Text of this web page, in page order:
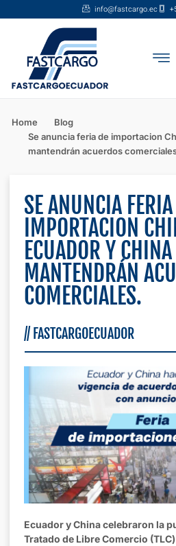
info@fastcargo.ec
Home
Blog
Se anuncia feria de importacion
mantendrán acuerdos
SE ANUNCIA
IMPORTACION
ECUADOR Y CHINA
MANTENDRÁN
COMERCIALES.
// FASTCARGOECUADOR
Ecuador y China celebraron la
Tratado de Libre Comercio